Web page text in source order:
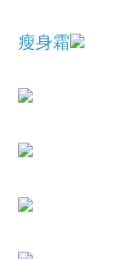
瘦身霜